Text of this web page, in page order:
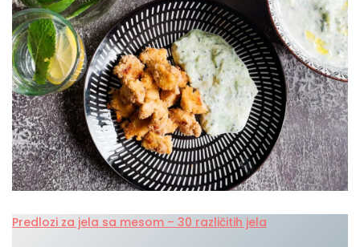
Predlozi za jela sa mesom – 30 različitih jela